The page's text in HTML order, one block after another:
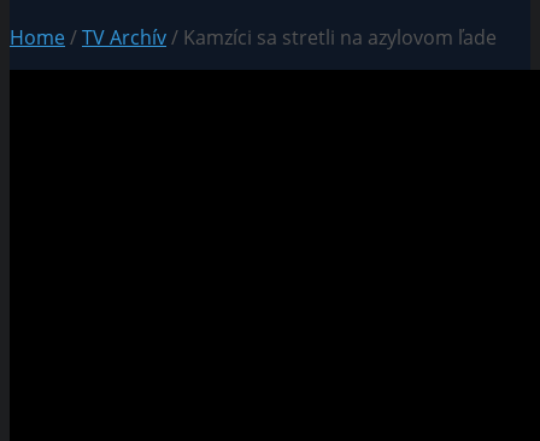
Home/TV Archív/ Kamzíci sa stretli na azylovom ľade